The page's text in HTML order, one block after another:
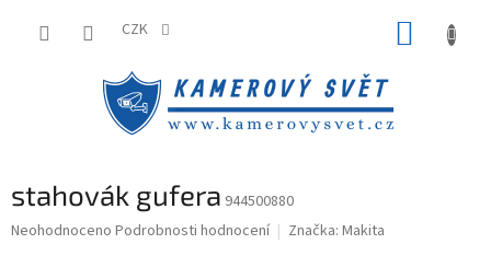
CZK
stahovák gufera 944500880
Průměrné
Neohodnoceno Podrobnosti hodnocení Značka: Makita